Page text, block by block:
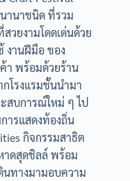
านาชนิด ที่รวม
ยงามโดดเด่นด้วย
งานฝีมือ ของ
า พร้อมด้วยร้าน
โรงแรมชั้นนำมา
สบการณ์ใหม่ ๆ ไป
ารแสดงท้องถิ่น
กิจกรรมสาธิต
าดสุดชิลล์ พร้อม
นทางมามอบความ